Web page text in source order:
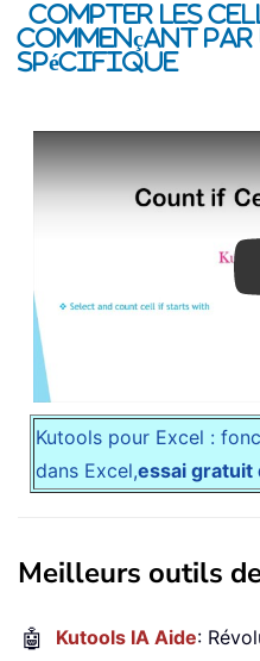
Compter les
commençant par
spécifique
Kutools pour Excel :
dans Excel,essai gratuit
Meilleurs outils
🤖 Kutools IA Aide: